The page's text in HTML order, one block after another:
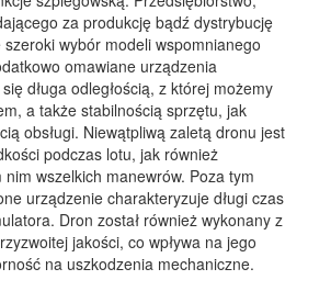
za produkcję bądź dystrybucję
wybór modeli wspomnianego
omawiane urządzenia
długa odległością, z której możemy
a także stabilnością sprzętu, jak
obsługi. Niewątpliwą zaletą dronu jest
podczas lotu, jak również
nim wszelkich manewrów. Poza tym
urządzenie charakteryzuje długi czas
Dron został również wykonany z
jakości, co wpływa na jego
na uszkodzenia mechaniczne.